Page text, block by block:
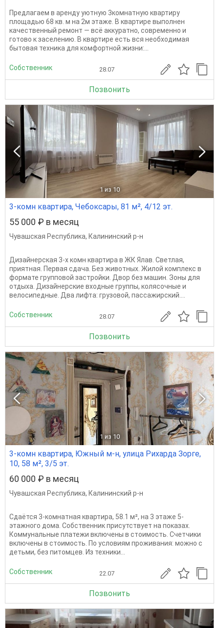
Предлагаем в аренду уютную 3комнатную квартиру
площадью 68 кв. м на 2м этаже. В квартире выполнен
качественный ремонт — всё аккуратно, современно и
готово к заселению. В квартире есть вся необходимая
бытовая техника для комфортной жизни:...
Собственник 28.07
Позвонить
1 из 10
3-комн квартира, Чебоксары, 81 м², 4/12 эт.
55 000 ₽ в месяц
Чувашская Республика, Калининский р-н
Дизайнерская 3-х комн квартира в ЖК Ялав. Светлая,
приятная. Первая сдача. Без животных. Жилой комплекс в
формате групповой застройки. Двор без машин. Зоны для
отдыха. Дизайнерские входные группы, колясочные и
велосипедные. Два лифта: грузовой, пассажирский....
Собственник 28.07
Позвонить
1 из 10
3-комн квартира, Южный м-н, улица Рихарда Зорге,
10, 58 м², 3/5 эт.
60 000 ₽ в месяц
Чувашская Республика, Калининский р-н
Сдаётся 3-комнатная квартира, 58.1 м², на 3 этаже 5-
этажного дома. Собственник присутствует на показах.
Коммунальные платежи включены в стоимость. Счетчики
включены в стоимость. По условиям проживания: можно с
детьми, без питомцев. Из техники...
Собственник 22.07
Позвонить